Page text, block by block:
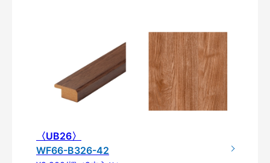
〈UB26〉
WF66-B326-42